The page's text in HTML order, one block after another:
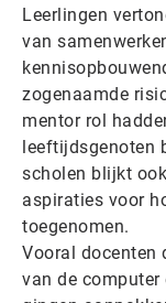
Leerlingen
van
zogenaamde
mentor rol
leeftijdsgenoten
scholen blijkt
aspiraties voor
toegenomen.
Vooral docenten
van de